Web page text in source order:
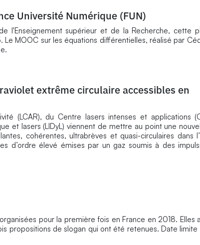
Université Numérique (FUN)
l'Enseignement supérieur et de la Recherche, cette
MOOC sur les équations différentielles, réalisé par
extrême circulaire accessibles en
(LCAR), du Centre lasers intenses et applications
et lasers (LIDyL) viennent de mettre au point une
cohérentes, ultrabrèves et quasi-circulaires dans
d’ordre élevé émises par un gaz soumis à des
pour la première fois en France en 2018. Elles
propositions de slogan qui ont été retenues. Date limite